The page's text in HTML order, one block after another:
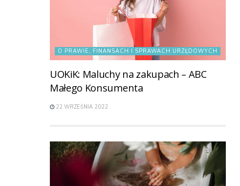
O PRAWIE, FINANSACH I SPRAWACH URZĘDOWYCH
UOKiK: Maluchy na zakupach – ABC
Małego Konsumenta
22 WRZEŚNIA 2022